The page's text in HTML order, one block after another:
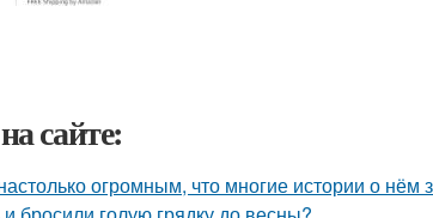
сайте:
огромным, что многие истории о нём